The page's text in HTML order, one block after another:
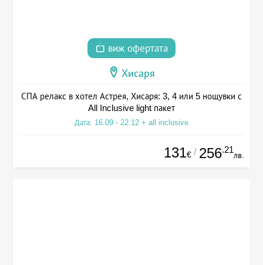
виж офертата
Хисаря
СПА релакс в хотел Астрея, Хисаря: 3, 4 или 5 нощувки с
All Inclusive light пакет
Дата: 16.09 - 22.12 + all inclusive
131€ / 256.21
лв.